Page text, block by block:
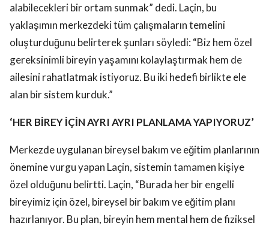
alabilecekleri bir ortam sunmak” dedi. Laçin, bu
yaklaşımın merkezdeki tüm çalışmaların temelini
oluşturduğunu belirterek şunları söyledi: “Biz hem özel
gereksinimli bireyin yaşamını kolaylaştırmak hem de
ailesini rahatlatmak istiyoruz. Bu iki hedefi birlikte ele
alan bir sistem kurduk.”
‘HER BİREY İÇİN AYRI AYRI PLANLAMA YAPIYORUZ’
Merkezde uygulanan bireysel bakım ve eğitim planlarının
önemine vurgu yapan Laçin, sistemin tamamen kişiye
özel olduğunu belirtti. Laçin, “Burada her bir engelli
bireyimiz için özel, bireysel bir bakım ve eğitim planı
hazırlanıyor. Bu plan, bireyin hem mental hem de fiziksel